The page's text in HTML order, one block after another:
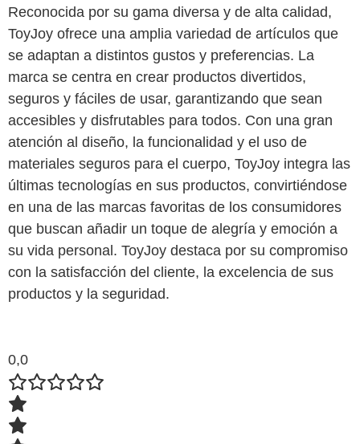
Reconocida por su gama diversa y de alta calidad,
ToyJoy ofrece una amplia variedad de artículos que
se adaptan a distintos gustos y preferencias. La
marca se centra en crear productos divertidos,
seguros y fáciles de usar, garantizando que sean
accesibles y disfrutables para todos. Con una gran
atención al diseño, la funcionalidad y el uso de
materiales seguros para el cuerpo, ToyJoy integra las
últimas tecnologías en sus productos, convirtiéndose
en una de las marcas favoritas de los consumidores
que buscan añadir un toque de alegría y emoción a
su vida personal. ToyJoy destaca por su compromiso
con la satisfacción del cliente, la excelencia de sus
productos y la seguridad.
0,0